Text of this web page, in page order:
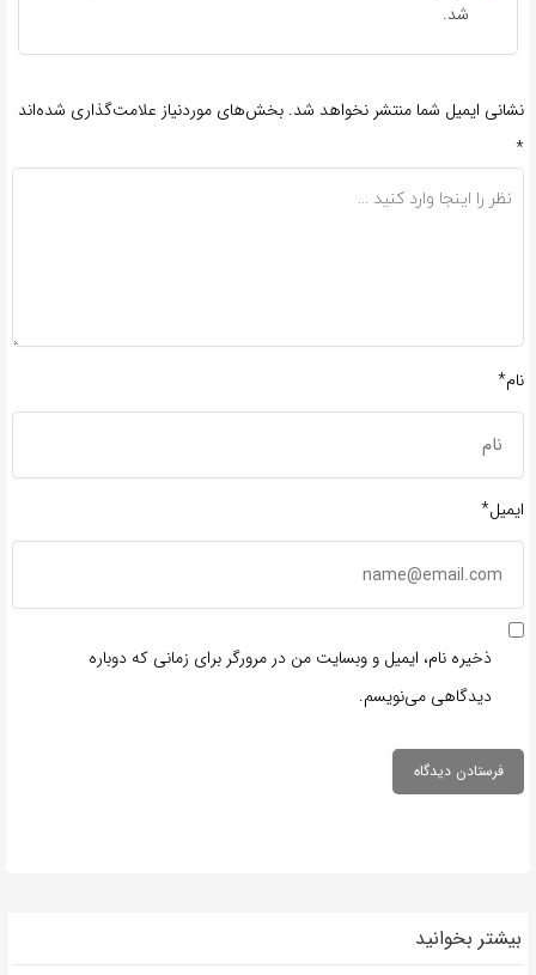
شد.
نشانی ایمیل شما منتشر نخواهد شد. بخش‌های موردنیاز علامت‌گذاری شده‌اند
*
نام*
ایمیل*
ذخیره نام، ایمیل و وبسایت من در مرورگر برای زمانی که دوباره
دیدگاهی می‌نویسم.
بیشتر بخوانید